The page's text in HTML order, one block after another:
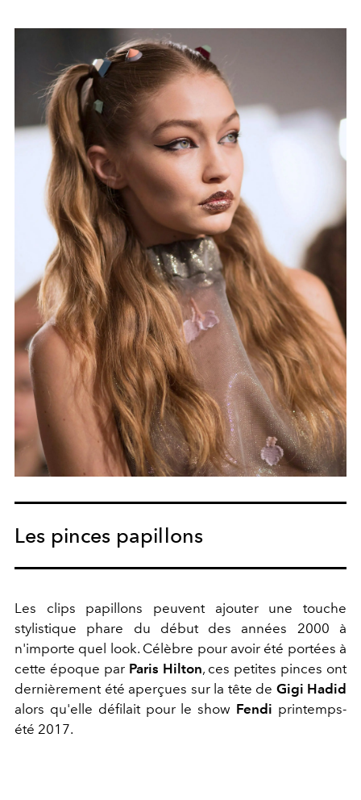
Les pinces papillons
Les clips papillons peuvent ajouter une touche
stylistique phare du début des années 2000 à
n'importe quel look. Célèbre pour avoir été portées à
cette époque par Paris Hilton, ces petites pinces ont
dernièrement été aperçues sur la tête de Gigi Hadid
alors qu'elle défilait pour le show Fendi printemps-
été 2017.